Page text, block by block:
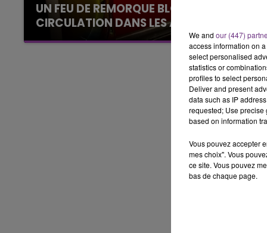
UN FEU DE REMORQUE BLOQUE LA
CIRCULATION DANS LES ARDENNES
Un feu de remorque s'est déclaré ce mercredi
We and our (447)
access information on
select personalised
statistics or
profiles to select
Deliver and present
data such as IP
requested; Use precise
based on information
Vous pouvez accepter
mes choix". Vous
ce site. Vous pouvez
bas de chaque page.